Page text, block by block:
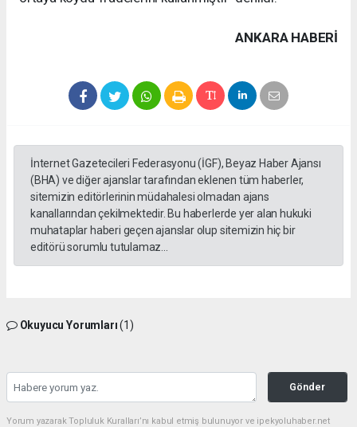
ANKARA HABERİ
İnternet Gazetecileri Federasyonu (İGF), Beyaz Haber Ajansı
(BHA) ve diğer ajanslar tarafından eklenen tüm haberler,
sitemizin editörlerinin müdahalesi olmadan ajans
kanallarından çekilmektedir. Bu haberlerde yer alan hukuki
muhataplar haberi geçen ajanslar olup sitemizin hiç bir
editörü sorumlu tutulamaz...
Okuyucu Yorumları(1)
Gönder
Yorum yazarak Topluluk Kuralları’nı kabul etmiş bulunuyor ve ipekyoluhaber.net